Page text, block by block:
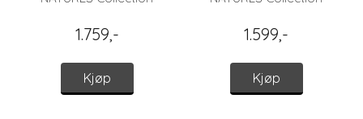
1.759,-
Kjøp
1.599,-
Kjøp